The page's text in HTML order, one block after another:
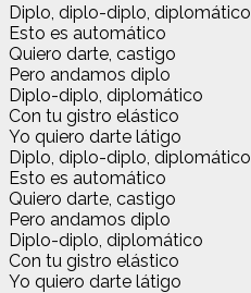
Diplo, diplo-diplo, diplomático
Esto es automático
Quiero darte, castigo
Pero andamos diplo
Diplo-diplo, diplomático
Con tu gistro elástico
Yo quiero darte látigo
Diplo, diplo-diplo, diplomático
Esto es automático
Quiero darte, castigo
Pero andamos diplo
Diplo-diplo, diplomático
Con tu gistro elástico
Yo quiero darte látigo